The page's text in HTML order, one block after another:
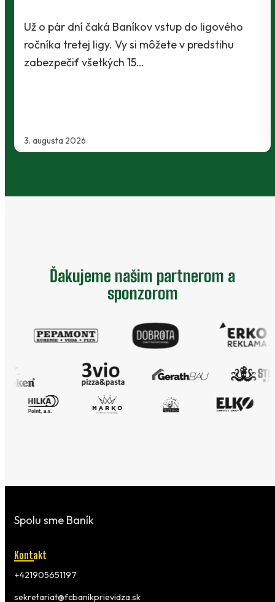
2. augusta 2026
Baníci vstúpili do ostrej sezóny súbojom 1.
Slovnaft Cupu, keď vycestovali do
Ďakujeme našim partnerom a
sponzorom
Spolu sme Baník
Kontakt
+421905651197
sekretariat@fcbanikprievidza.sk